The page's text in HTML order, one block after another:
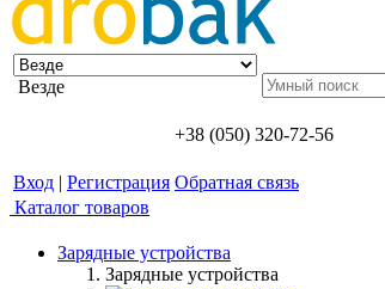
Везде
+38 (050) 320-72-56
Вход | Регистрация Обратная связь
Каталог товаров
Зарядные устройства
Зарядные устройства